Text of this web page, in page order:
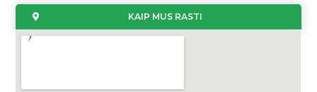
KAIP MUS RASTI